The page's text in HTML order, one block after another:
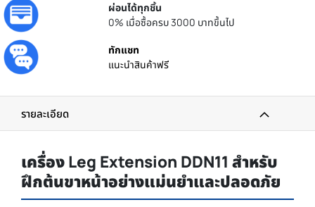
ผ่อนได้ทุกชิ้น
0% เมื่อซื้อครบ 3000 บาทขึ้นไป
ทักแชท
แนะนำสินค้าฟรี
รายละเอียด
เครื่อง Leg Extension DDN11 สำหรับ
ฝึกต้นขาหน้าอย่างแม่นยำและปลอดภัย